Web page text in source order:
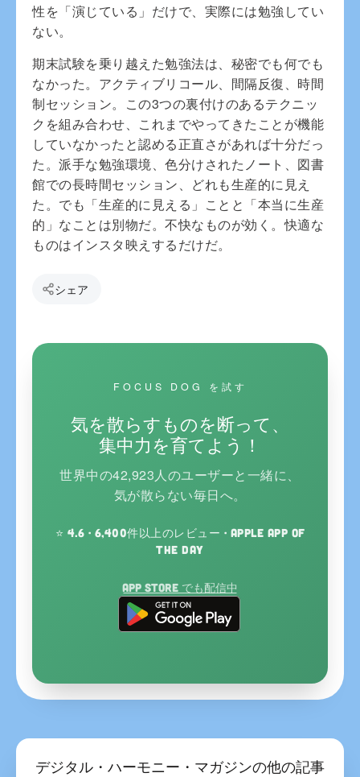
性を「演じている」だけで、実際には勉強してい
ない。
期末試験を乗り越えた勉強法は、秘密でも何でも
なかった。アクティブリコール、間隔反復、時間
制セッション。この3つの裏付けのあるテクニッ
クを組み合わせ、これまでやってきたことが機能
していなかったと認める正直さがあれば十分だっ
た。派手な勉強環境、色分けされたノート、図書
館での長時間セッション、どれも生産的に見え
た。でも「生産的に見える」ことと「本当に生産
的」なことは別物だ。不快なものが効く。快適な
ものはインスタ映えするだけだ。
シェア
FOCUS DOG を試す
気を散らすものを断って、
集中力を育てよう！
世界中の42,923人のユーザーと一緒に、
気が散らない毎日へ。
⭐ 4.6 · 6,400件以上のレビュー · Apple App of
the Day
App Store でも配信中
デジタル・ハーモニー・マガジンの他の記事